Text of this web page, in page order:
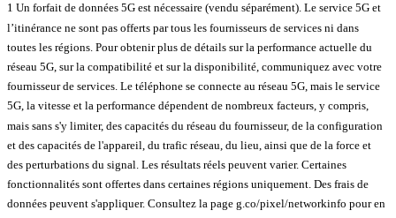
1 Un forfait de données 5G est nécessaire (vendu séparément). Le service 5G et
l’itinérance ne sont pas offerts par tous les fournisseurs de services ni dans
toutes les régions. Pour obtenir plus de détails sur la performance actuelle du
réseau 5G, sur la compatibilité et sur la disponibilité, communiquez avec votre
fournisseur de services. Le téléphone se connecte au réseau 5G, mais le service
5G, la vitesse et la performance dépendent de nombreux facteurs, y compris,
mais sans s'y limiter, des capacités du réseau du fournisseur, de la configuration
et des capacités de l'appareil, du trafic réseau, du lieu, ainsi que de la force et
des perturbations du signal. Les résultats réels peuvent varier. Certaines
fonctionnalités sont offertes dans certaines régions uniquement. Des frais de
données peuvent s'appliquer. Consultez la page g.co/pixel/networkinfo pour en